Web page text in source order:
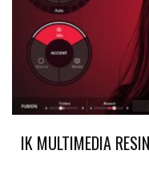
IK MULTIMEDIA